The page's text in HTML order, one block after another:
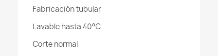
Fabricación tubular
Lavable hasta 40°C
Corte normal